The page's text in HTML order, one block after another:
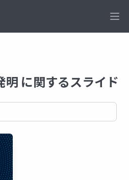
明 に関するスライド